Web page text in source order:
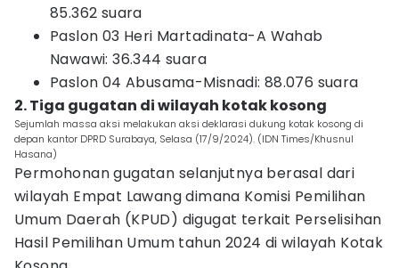
85.362 suara
Paslon 03 Heri Martadinata-A Wahab
Nawawi: 36.344 suara
Paslon 04 Abusama-Misnadi: 88.076 suara
2. Tiga gugatan di wilayah kotak kosong
Sejumlah massa aksi melakukan aksi deklarasi dukung kotak kosong di
depan kantor DPRD Surabaya, Selasa (17/9/2024). (IDN Times/Khusnul
Hasana)
Permohonan gugatan selanjutnya berasal dari
wilayah Empat Lawang dimana Komisi Pemilihan
Umum Daerah (KPUD) digugat terkait Perselisihan
Hasil Pemilihan Umum tahun 2024 di wilayah Kotak